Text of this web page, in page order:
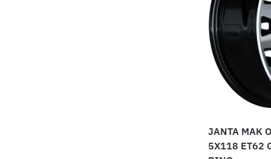
JANTA MAK
5X118 ET62